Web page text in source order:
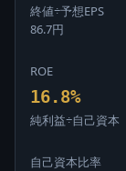
終値÷予想EPS
86.7円
ROE
16.8%
純利益÷自己資本
自己資本比率